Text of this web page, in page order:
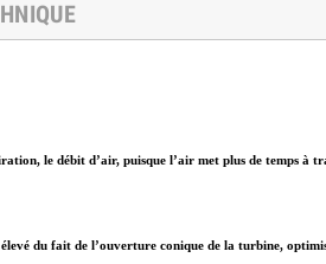
le débit d’air, puisque l’air met plus de temps à
du fait de l’ouverture conique de la turbine,